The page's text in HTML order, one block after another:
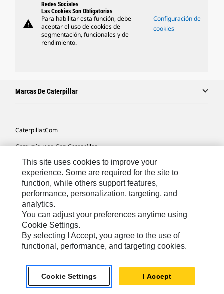
warning
Redes Sociales
Las Cookies Son Obligatorias
Para habilitar esta función, debe
aceptar el uso de cookies de
segmentación, funcionales y de
rendimiento.
Configuración de
cookies
Marcas De Caterpillar
Caterpillar.com
Comuníquese Con Caterpillar
Mis Preferencias De Marketing
Mapa Del Sitio
Cookie Settings
Avisos Legales
Privacidad
Español
reservados.
This site uses cookies to improve your
experience. Some are required for the site to
function, while others support features,
performance, personalization, targeting, and
analytics.
You can adjust your preferences anytime using
Cookie Settings.
By selecting I Accept, you agree to the use of
functional, performance, and targeting cookies.
Cookie Settings I Accept